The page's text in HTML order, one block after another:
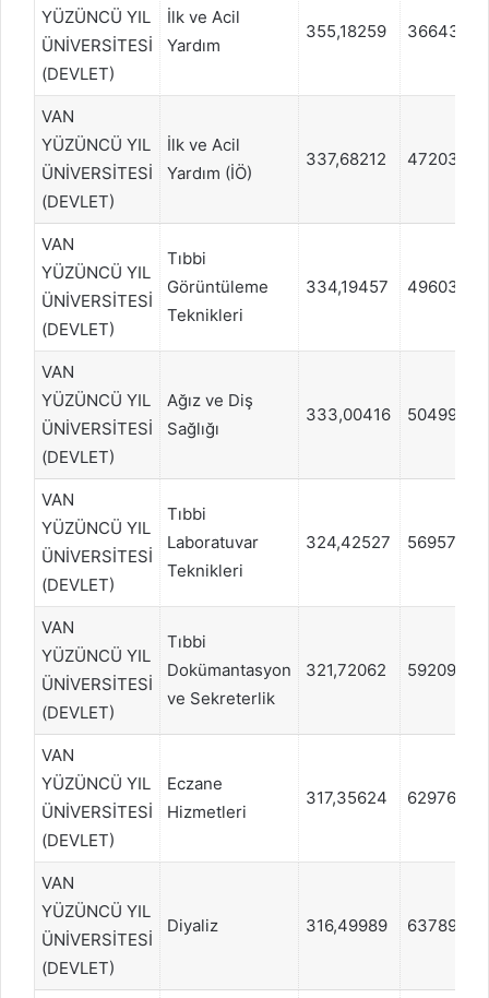
YÜZÜNCÜ YIL
ÜNİVERSİTESİ
(DEVLET)
İlk ve Acil
Yardım
355,18259 366430
VAN
YÜZÜNCÜ YIL
ÜNİVERSİTESİ
(DEVLET)
İlk ve Acil
Yardım (İÖ)
337,68212 472037
VAN
YÜZÜNCÜ YIL
ÜNİVERSİTESİ
(DEVLET)
Tıbbi
Görüntüleme
Teknikleri
334,19457 496031
VAN
YÜZÜNCÜ YIL
ÜNİVERSİTESİ
(DEVLET)
Ağız ve Diş
Sağlığı
333,00416 504991
VAN
YÜZÜNCÜ YIL
ÜNİVERSİTESİ
(DEVLET)
Tıbbi
Laboratuvar
Teknikleri
324,42527 569578
VAN
YÜZÜNCÜ YIL
ÜNİVERSİTESİ
(DEVLET)
Tıbbi
Dokümantasyon
ve Sekreterlik
321,72062 592091
VAN
YÜZÜNCÜ YIL
ÜNİVERSİTESİ
(DEVLET)
Eczane
Hizmetleri
317,35624 629767
VAN
YÜZÜNCÜ YIL
ÜNİVERSİTESİ
(DEVLET)
Diyaliz 316,49989 637899